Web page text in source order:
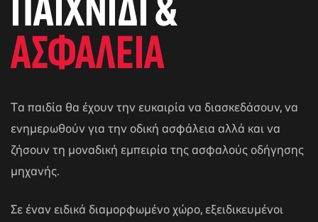
ΑΣΦΑΛΕΙΑ
Tα παιδία θα έχουν την ευκαιρία να διασκεδάσουν, να
ενημερωθούν για την οδική ασφάλεια αλλά και να
ζήσουν τη μοναδική εμπειρία της ασφαλούς οδήγησης
μηχανής.
Σε έναν ειδικά διαμορφωμένο χώρο, εξειδικευμένοι
στο